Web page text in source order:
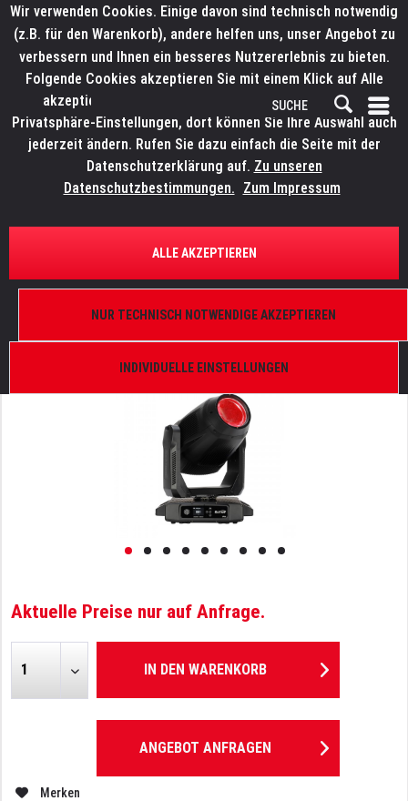
ÜBERSICHT MOVINGLIGHTS
ELATION Proteus Odeon
512-A (RDM), ArtNet, sACN, Aria, FIL Case-Einsatz
Aktuelle Preise nur auf Anfrage.
IN DEN WARENKORB
ANGEBOT ANFRAGEN
Merken
Wir verwenden Cookies. Einige davon sind technisch notwendig
(z.B. für den Warenkorb), andere helfen uns, unser Angebot zu
verbessern und Ihnen ein besseres Nutzererlebnis zu bieten.
Folgende Cookies akzeptieren Sie mit einem Klick auf Alle
akzeptieren. Weitere Informationen finden Sie in den
Privatsphäre-Einstellungen, dort können Sie Ihre Auswahl auch
jederzeit ändern. Rufen Sie dazu einfach die Seite mit der
Datenschutzerklärung auf. Zu unseren
Datenschutzbestimmungen. Zum Impressum
INDIVIDUELLE EINSTELLUNGEN
NUR TECHNISCH NOTWENDIGE AKZEPTIEREN
ALLE AKZEPTIEREN